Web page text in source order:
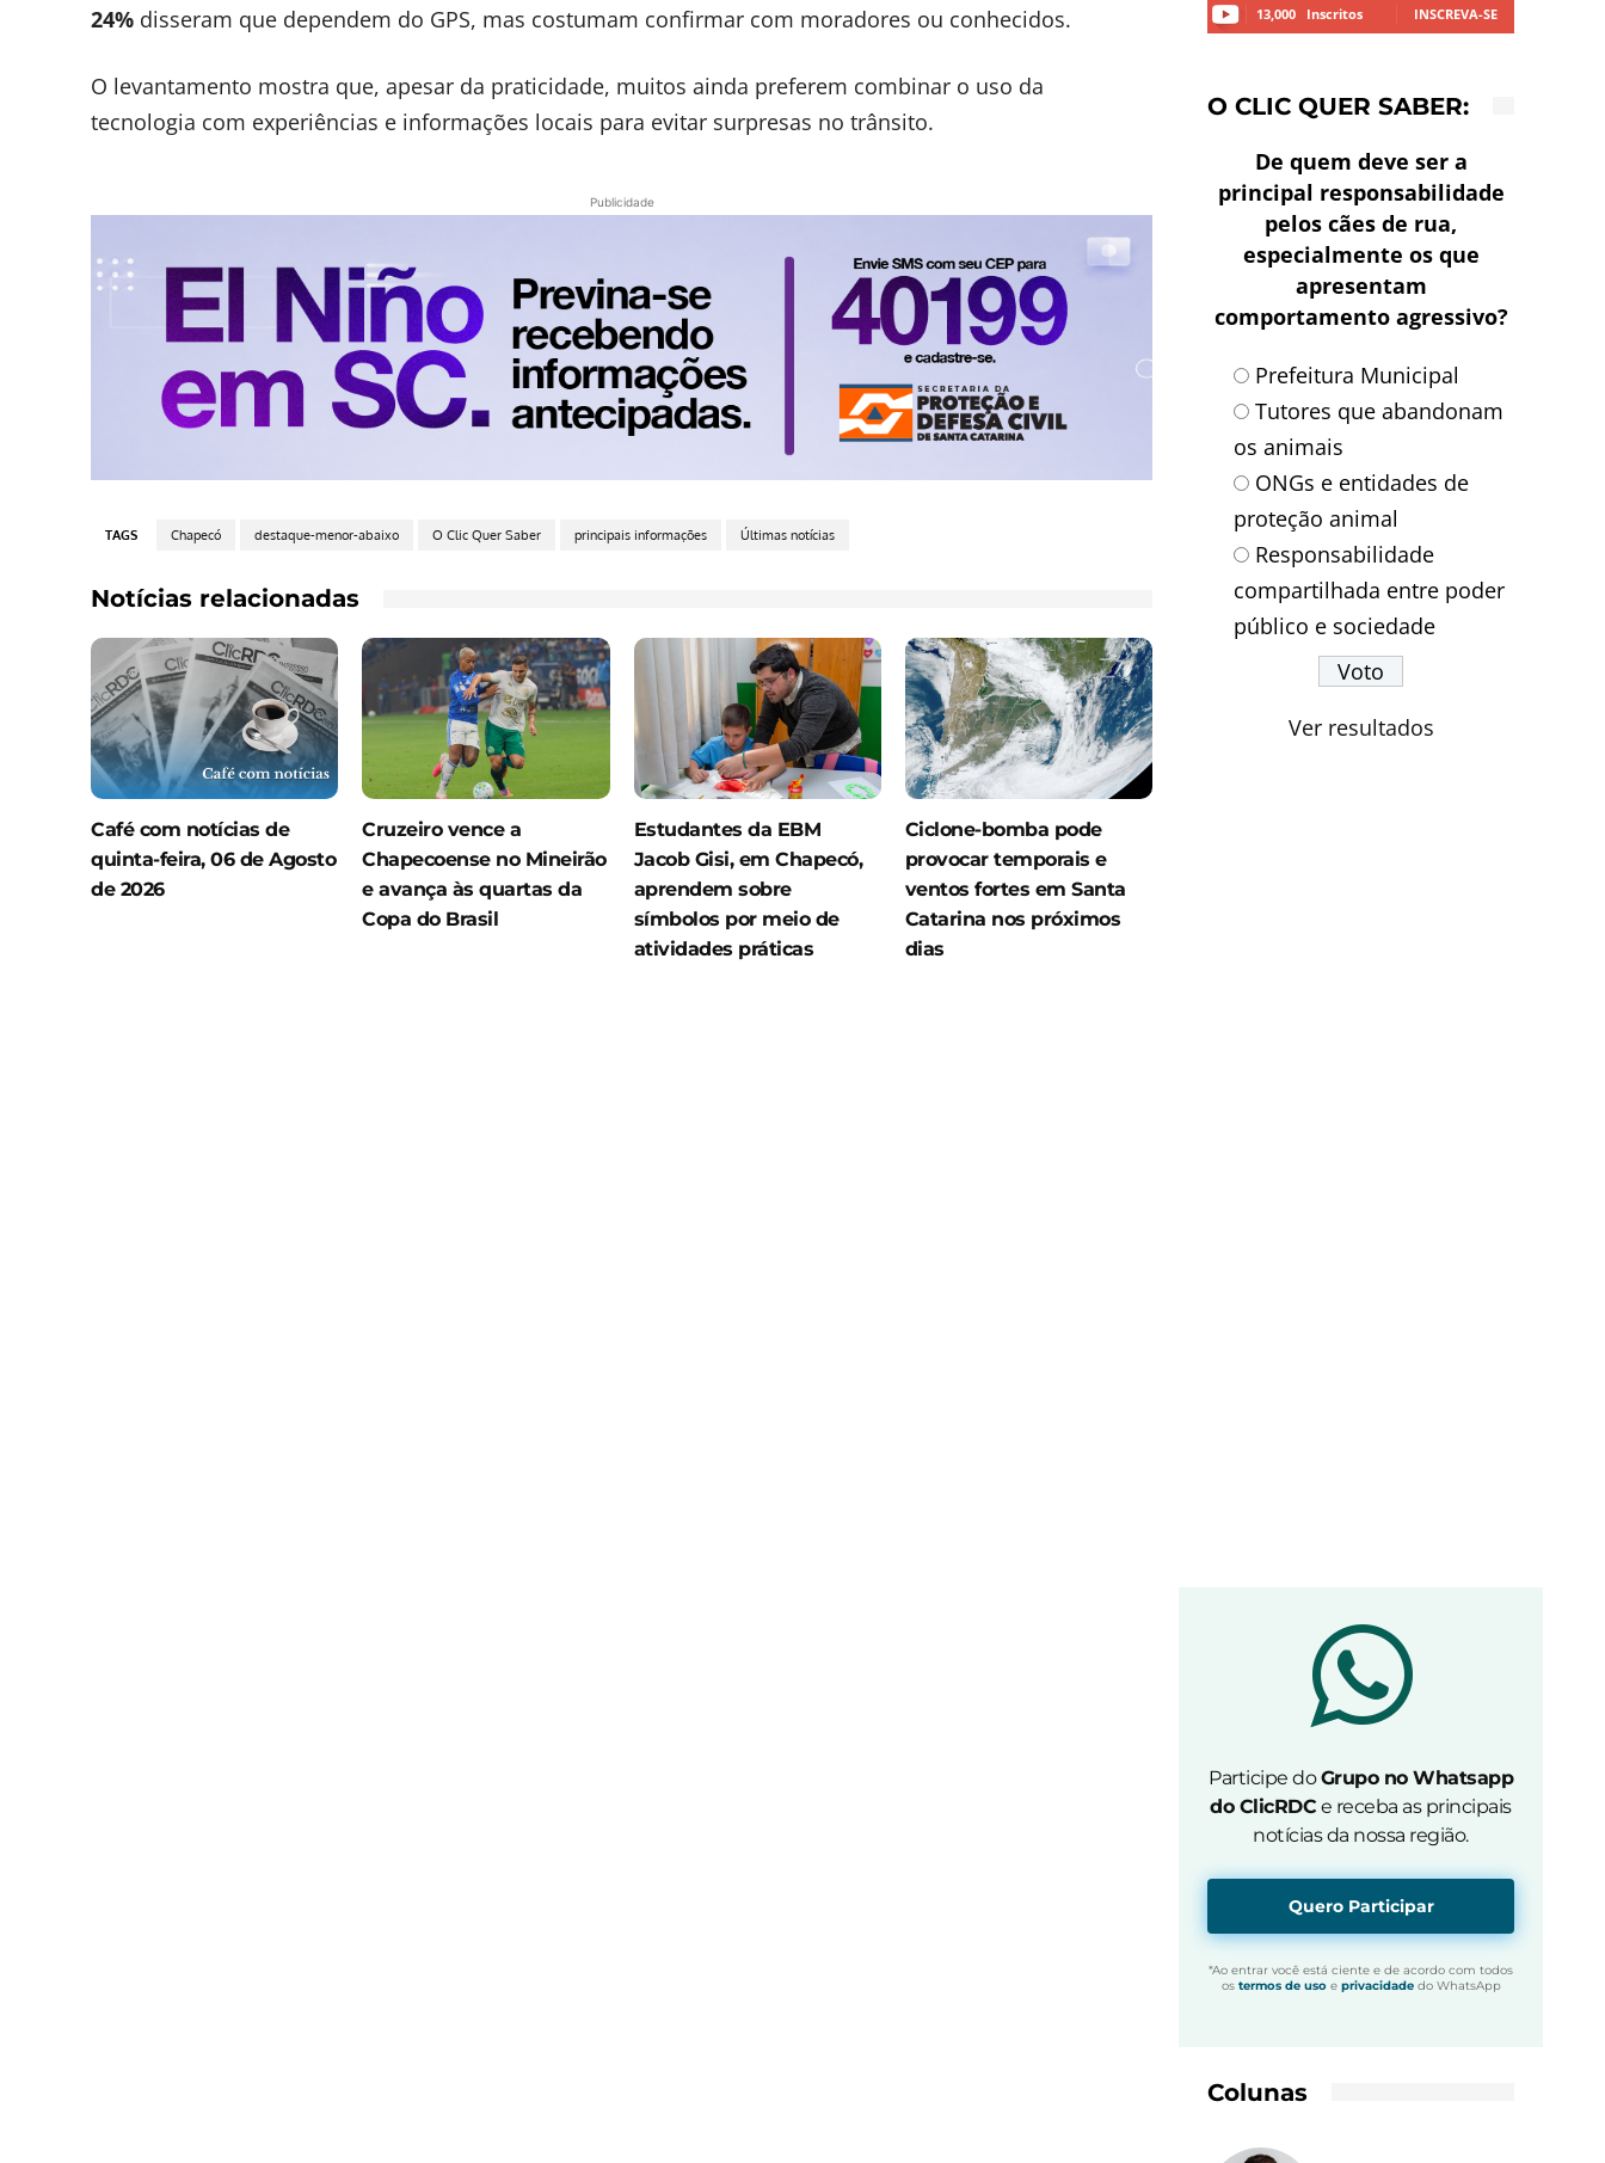
24% disseram que dependem do GPS, mas costumam confirmar com moradores ou conhecidos.
O levantamento mostra que, apesar da praticidade, muitos ainda preferem combinar o uso da
tecnologia com experiências e informações locais para evitar surpresas no trânsito.
Publicidade
TAGS Chapecó destaque-menor-abaixo O Clic Quer Saber principais informações Últimas notícias
Notícias relacionadas
Café com notícias de
quinta-feira, 06 de Agosto
de 2026
Cruzeiro vence a
Chapecoense no Mineirão
e avança às quartas da
Copa do Brasil
Estudantes da EBM
Jacob Gisi, em Chapecó,
aprendem sobre
símbolos por meio de
atividades práticas
Ciclone-bomba pode
provocar temporais e
ventos fortes em Santa
Catarina nos próximos
dias
13,000 Inscritos INSCREVA-SE
O CLIC QUER SABER:
De quem deve ser a
principal responsabilidade
pelos cães de rua,
especialmente os que
apresentam
comportamento agressivo?
Prefeitura Municipal
Tutores que abandonam
os animais
ONGs e entidades de
proteção animal
Responsabilidade
compartilhada entre poder
público e sociedade
Ver resultados
Participe doGrupo no Whatsapp
do ClicRDC e receba as principais
notícias da nossa região.
Quero Participar
*Ao entrar você está ciente e de acordo com todos
os termos de usoe privacidadedo WhatsApp
Colunas